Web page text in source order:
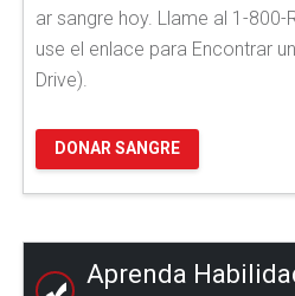
ar sangre hoy. Llame al 1-800-
use el enlace para Encontrar
Drive).
DONAR SANGRE
Aprenda